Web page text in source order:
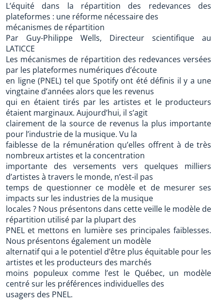
L’équité dans la répartition des redevances des
plateformes : une réforme nécessaire des
mécanismes de répartition
Par Guy-Philippe Wells, Directeur scientifique au
LATICCE
Les mécanismes de répartition des redevances versées
par les plateformes numériques d’écoute
en ligne (PNEL) tel que Spotify ont été définis il y a une
vingtaine d’années alors que les revenus
qui en étaient tirés par les artistes et le producteurs
étaient marginaux. Aujourd’hui, il s’agit
clairement de la source de revenus la plus importante
pour l’industrie de la musique. Vu la
faiblesse de la rémunération qu’elles offrent à de très
nombreux artistes et la concentration
importante des versements vers quelques milliers
d’artistes à travers le monde, n’est-il pas
temps de questionner ce modèle et de mesurer ses
impacts sur les industries de la musique
locales ? Nous présentons dans cette veille le modèle de
répartition utilisé par la plupart des
PNEL et mettons en lumière ses principales faiblesses.
Nous présentons également un modèle
alternatif qui a le potentiel d’être plus équitable pour les
artistes et les producteurs des marchés
moins populeux comme l’est le Québec, un modèle
centré sur les préférences individuelles des
usagers des PNEL.